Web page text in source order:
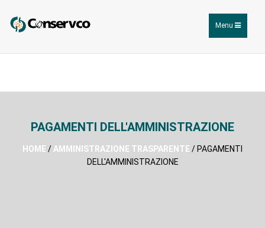
Toggle
navigation
Menu
PAGAMENTI DELL'AMMINISTRAZIONE
HOME / AMMINISTRAZIONE TRASPARENTE / PAGAMENTI
DELL'AMMINISTRAZIONE